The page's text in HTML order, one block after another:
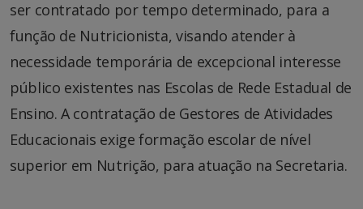
ser contratado por tempo determinado, para a
função de Nutricionista, visando atender à
necessidade temporária de excepcional interesse
público existentes nas Escolas de Rede Estadual de
Ensino. A contratação de Gestores de Atividades
Educacionais exige formação escolar de nível
superior em Nutrição, para atuação na Secretaria.